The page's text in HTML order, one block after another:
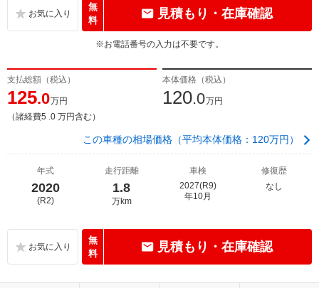
無
料
見積もり・在庫確認
※お電話番号の入力は不要です。
支払総額（税込）
125.0万円
（諸経費5 .0 万円含む）
本体価格（税込）
120.0万円
この車種の相場価格（平均本体価格：120万円）
年式
2020
(R2)
走行距離
1.8
万km
車検
2027(R9)
年10月
修復歴
なし
無
料
見積もり・在庫確認